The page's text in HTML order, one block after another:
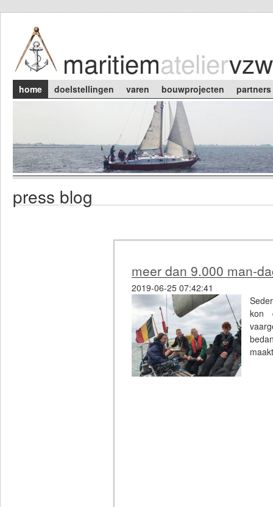
maritiemateliervzw
Main menu
home doelstellingen varen bouwprojecten partners
press blog
meer dan 9.000 man-
2019-06-25 07:42:41
kon